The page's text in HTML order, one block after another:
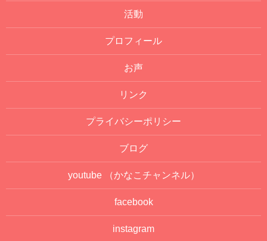
活動
プロフィール
お声
リンク
プライバシーポリシー
ブログ
youtube （かなこチャンネル）
facebook
instagram